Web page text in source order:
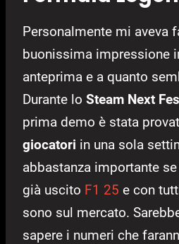
Personalmente mi aveva
buonissima impressione
anteprima e a quanto
Durante lo Steam Next
prima demo è stata
giocatori in una sola
abbastanza importante
già uscito F1 25 e con
sono sul mercato.
sapere i numeri che